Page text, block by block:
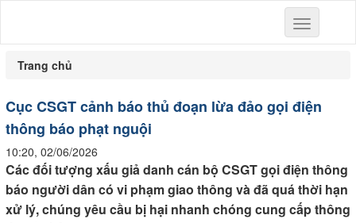
Toggle
navigation
Trang chủ
Cục CSGT cảnh báo thủ đoạn lừa đảo gọi điện
thông báo phạt nguội
10:20, 02/06/2026
Các đối tượng xấu giả danh cán bộ CSGT gọi điện thông
báo người dân có vi phạm giao thông và đã quá thời hạn
xử lý, chúng yêu cầu bị hại nhanh chóng cung cấp thông